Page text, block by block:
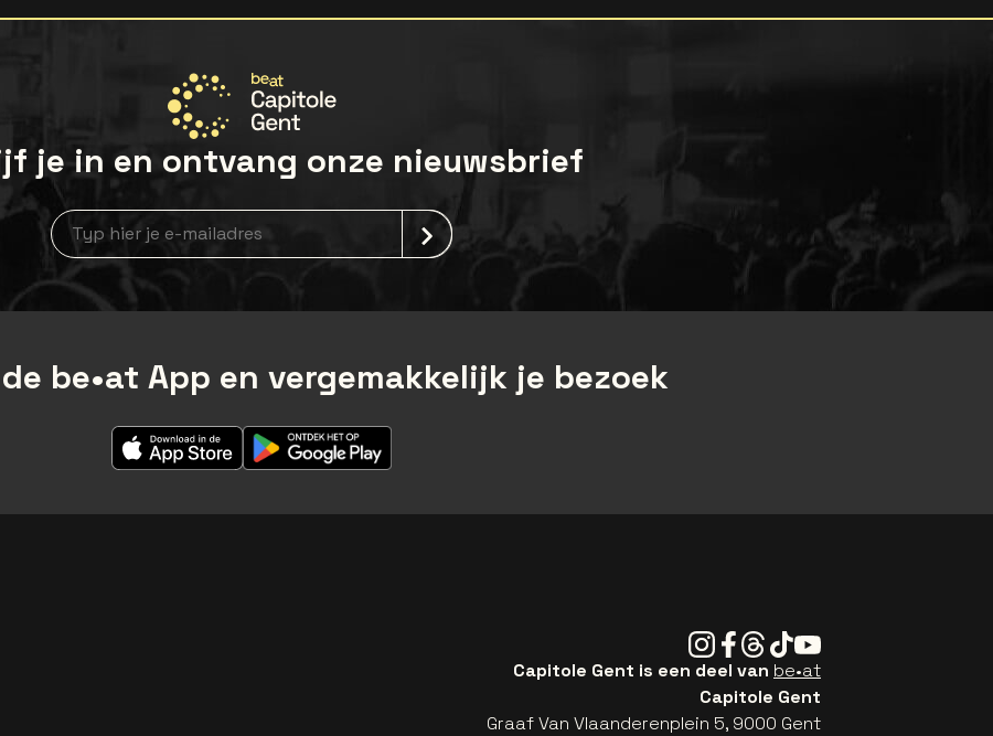
je in en ontvang onze nieuwsbrief
Nieuwsbrief aanmelding
be•at App en vergemakkelijk je bezoek
Instagram
Facebook
Threads
TiktokYoutube
Capitole Gent is een deel van be•at
Capitole Gent
Graaf Van Vlaanderenplein 5, 9000 Gent